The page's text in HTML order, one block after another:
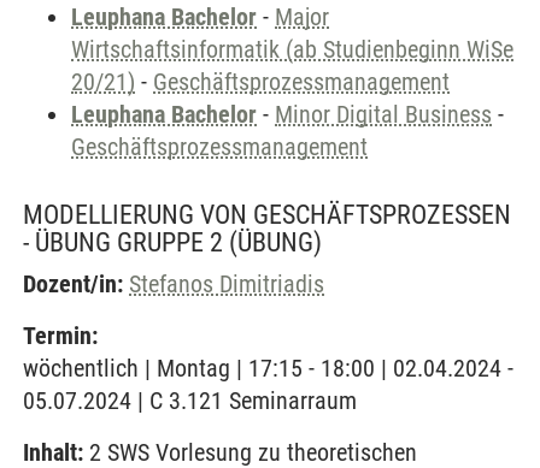
Leuphana Bachelor - Major
Wirtschaftsinformatik (ab Studienbeginn WiSe
20/21) - Geschäftsprozessmanagement
Leuphana Bachelor - Minor Digital Business -
Geschäftsprozessmanagement
MODELLIERUNG VON GESCHÄFTSPROZESSEN
- ÜBUNG GRUPPE 2 (ÜBUNG)
Dozent/in: Stefanos Dimitriadis
Termin:
wöchentlich | Montag | 17:15 - 18:00 | 02.04.2024 -
05.07.2024 | C 3.121 Seminarraum
Inhalt: 2 SWS Vorlesung zu theoretischen